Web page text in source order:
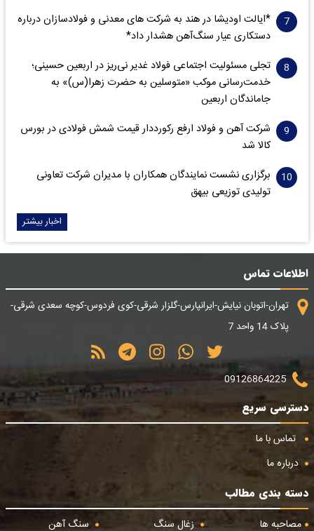
*ایالت اودیشا در هند به شرکت های معدنی و فولادسازان درباره
دستکاری عیار سنگ‌آهن هشدار داد*
تجلی مسئولیت اجتماعی فولاد غدیر نی‌ریز در اربعین حسینی؛
خدمت‌رسانی موکب «متوسلین به حضرت زهرا(س)» به
جاماندگان اربعین
شرکت آهن و فولاد ارفع رکورددار قیمت شمش فولادی در بورس
کالا شد
برگزاری نشست نمایندگان همکاران با مدیران شرکت تعاونی
تولیدی توزیعی بیهق
اخبار بیشتر
اطلاعات تماس
تهران-اتوبان نیایش-ایرانپارس-گلزار شرقی-کوی فردوس-کوچه سعدی شرقی-
پلاک 14 واحد 7
09126864225
دسترسی سریع
تماس با ما
درباره ما
دسته بندی مطالب
مصاحبه ها
زغال سنگ سنگ آهن